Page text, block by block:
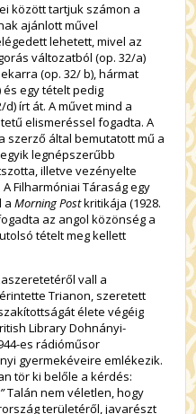
között tartjuk számon a
ajánlott művel
lehetett, mivel az
változatból (op. 32/a)
(op. 32/ b), hármat
egy tételt pedig
írt át. A művet mind a
elismeréssel fogadta. A
szerző által bemutatott mű a
legnépszerűbb
illetve vezényelte
Filharmóniai Táraság egy
aMorning Postkritikája (1928.
az angol közönség a
tételt meg kellett
vall a
Trianon, szeretett
élete végéig
Library Dohnányi-
es rádióműsor
gyermekéveire emlékezik.
tör ki belőle a kérdés:
Talán nem véletlen, hogy
területéről, javarészt